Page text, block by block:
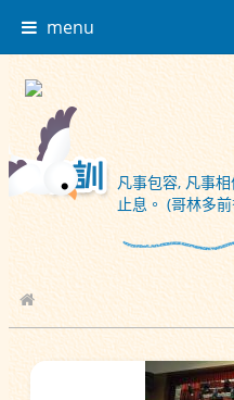
menu
凡事包容, 凡事
止息。 (哥林多
校園相簿